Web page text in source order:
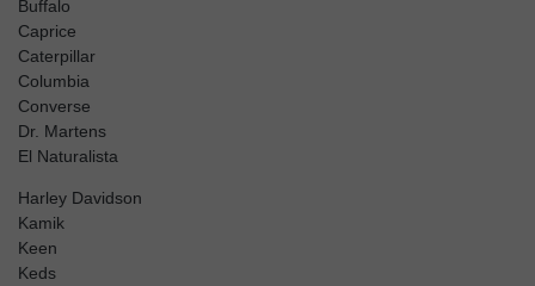
Buffalo
Caprice
Caterpillar
Columbia
Converse
Dr. Martens
El Naturalista
Harley Davidson
Kamik
Keen
Keds